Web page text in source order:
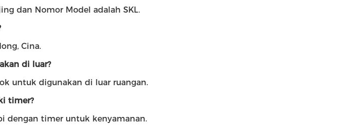
dan Nomor Model adalah SKL.
Cina.
di luar?
untuk digunakan di luar ruangan.
timer?
dengan timer untuk kenyamanan.